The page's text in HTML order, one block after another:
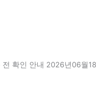
전 확인 안내 2026년06월